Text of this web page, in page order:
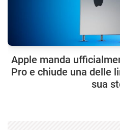
Apple manda
Pro e chiude una delle
sua